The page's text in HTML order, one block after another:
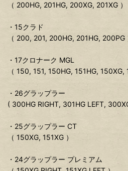
（ 200HG, 201HG, 200XG, 201XG ）
・15クラド
（ 200, 201, 200HG, 201HG, 200PG
・17クロナーク MGL
（ 150, 151, 150HG, 151HG, 150XG,
・26グラップラー
( 300HG RIGHT, 301HG LEFT,
・25グラップラー CT
（ 150XG, 151XG ）
・24グラップラー プレミアム